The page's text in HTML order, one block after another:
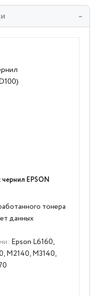
EPSON
тонера
данных
Epson L6160,
M2140, M3140,